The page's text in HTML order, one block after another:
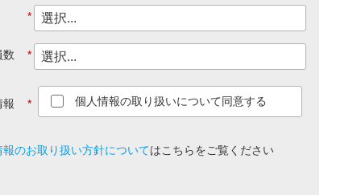
*
*
数
*
報 個人情報の取り扱いについて同意する
報のお取り扱い方針についてはこちらをご覧ください